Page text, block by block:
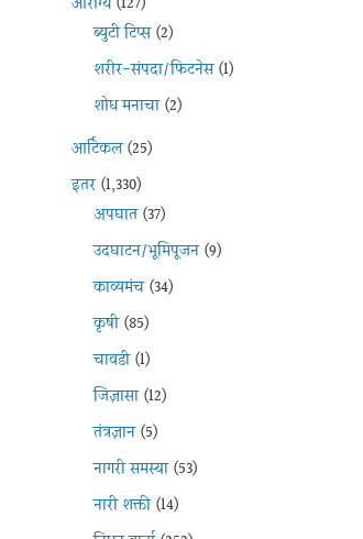
ब्युटी टिप्स(2)
शरीर-संपदा/फिटनेस(1)
शोध मनाचा(2)
आर्टिकल(25)
इतर(1,330)
अपघात(37)
उदघाटन/भूमिपूजन(9)
काव्यमंच(34)
कृषी(85)
चावडी(1)
जिज्ञासा(12)
तंत्रज्ञान(5)
नागरी समस्या(53)
नारी शक्ती(14)